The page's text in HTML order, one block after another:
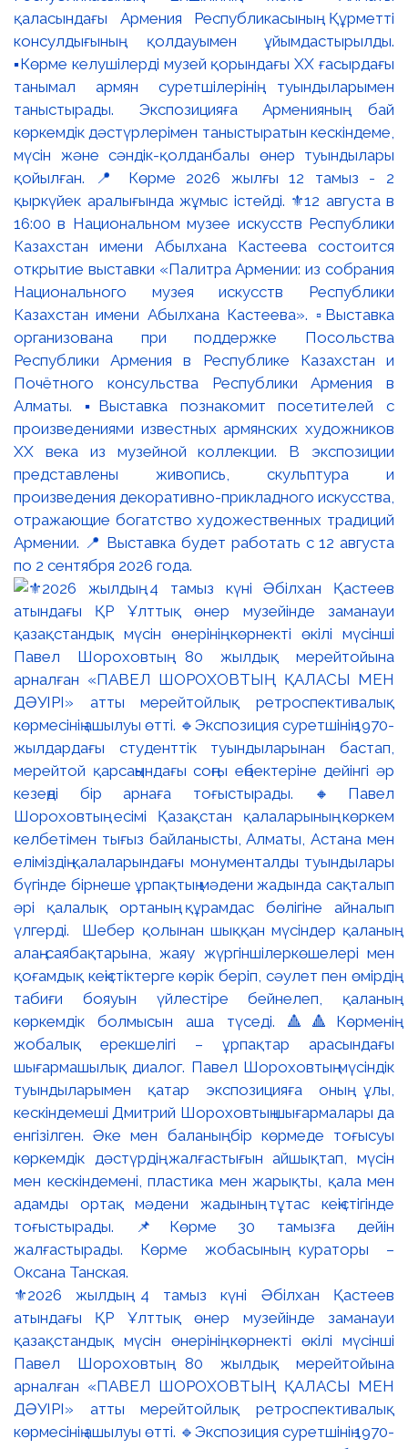
қаласындағы Армения Республикасының Құрметті
консулдығының қолдауымен ұйымдастырылды.
▪️Көрме келушілерді музей қорындағы ХХ ғасырдағы
танымал армян суретшілерінің туындыларымен
таныстырады. Экспозицияға Арменияның бай
көркемдік дәстүрлерімен таныстыратын кескіндеме,
мүсін және сәндік-қолданбалы өнер туындылары
қойылған. 📍 Көрме 2026 жылғы 12 тамыз - 2
қыркүйек аралығында жұмыс істейді. ⚜️12 августа в
16:00 в Национальном музее искусств Республики
Казахстан имени Абылхана Кастеева состоится
открытие выставки «Палитра Армении: из собрания
Национального музея искусств Республики
Казахстан имени Абылхана Кастеева». ▫️Выставка
организована при поддержке Посольства
Республики Армения в Республике Казахстан и
Почётного консульства Республики Армения в
Алматы. ▪️Выставка познакомит посетителей с
произведениями известных армянских художников
XX века из музейной коллекции. В экспозиции
представлены живопись, скульптура и
произведения декоративно-прикладного искусства,
отражающие богатство художественных традиций
Армении. 📍 Выставка будет работать с 12 августа
по 2 сентября 2026 года.
⚜️2026 жылдың 4 тамыз күні Әбілхан Қастеев
атындағы ҚР Ұлттық өнер музейінде заманауи
қазақстандық мүсін өнерінің көрнекті өкілі мүсінші
Павел Шороховтың 80 жылдық мерейтойына
арналған «ПАВЕЛ ШОРОХОВТЫҢ ҚАЛАСЫ МЕН
ДӘУІРІ» атты мерейтойлық ретроспективалық
көрмесінің ашылуы өтті. 🔹Экспозиция суретшінің 1970-